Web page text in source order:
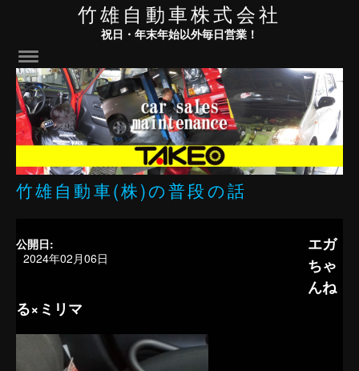
竹雄自動車株式会社
祝日・年末年始以外毎日営業！
竹雄自動車(株)の普段の話
公開日:
2024年02月06日
エガ
ちゃ
んね
る×ミリマ